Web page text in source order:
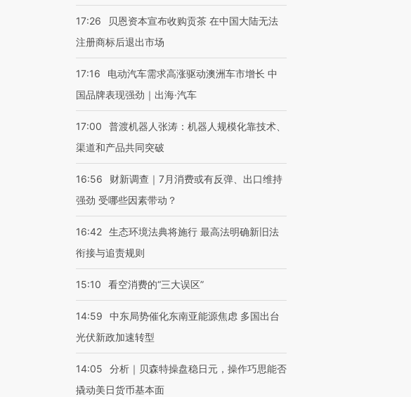
17:26
贝恩资本宣布收购贡茶 在中国大陆无法
注册商标后退出市场
17:16
电动汽车需求高涨驱动澳洲车市增长 中
国品牌表现强劲｜出海·汽车
17:00
普渡机器人张涛：机器人规模化靠技术、
渠道和产品共同突破
16:56
财新调查｜7月消费或有反弹、出口维持
强劲 受哪些因素带动？
16:42 生态环境法典将施行 最高法明确新旧法
衔接与追责规则
15:10 看空消费的“三大误区”
14:59
中东局势催化东南亚能源焦虑 多国出台
光伏新政加速转型
14:05
分析｜贝森特操盘稳日元，操作巧思能否
撬动美日货币基本面